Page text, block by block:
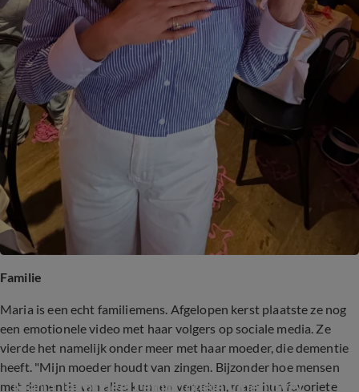
Familie
Maria is een echt familiemens. Afgelopen kerst plaatste ze nog
een emotionele video met haar volgers op sociale media. Ze
vierde het namelijk onder meer met haar moeder, die dementie
heeft. "Mijn moeder houdt van zingen. Bijzonder hoe mensen
met dementie van alles kunnen vergeten, maar hun favoriete
Maria Tailor deelt emotionele video over